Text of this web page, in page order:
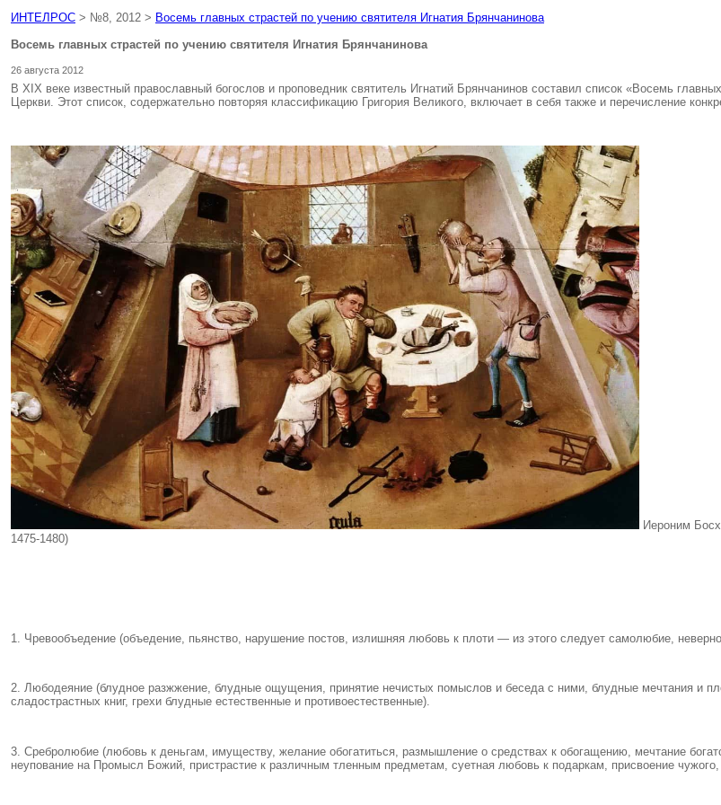
ИНТЕЛРОС > №8, 2012 > Восемь главных страстей по учению святителя Игнатия Брянчанинова
Восемь главных страстей по учению святителя Игнатия Брянчанинова
26 августа 2012
В XIX веке известный православный богослов и проповедник святитель Игнатий Брянчанинов составил список «Восемь
Церкви. Этот список, содержательно повторяя классификацию Григория Великого, включает в себя также и перечисление
Иероним Босх.
1475-1480)
1. Чревообъедение (объедение, пьянство, нарушение постов, излишняя любовь к плоти — из этого следует самолюбие,
2. Любодеяние (блудное разжжение, блудные ощущения, принятие нечистых помыслов и беседа с ними, блудные мечтания и
сладострастных книг, грехи блудные естественные и противоестественные).
3. Сребролюбие (любовь к деньгам, имуществу, желание обогатиться, размышление о средствах к обогащению, мечтание
неупование на Промысл Божий, пристрастие к различным тленным предметам, суетная любовь к подаркам, присвоение